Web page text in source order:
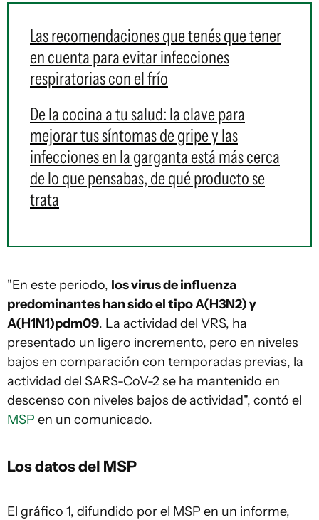
Las recomendaciones que tenés que tener
en cuenta para evitar infecciones
respiratorias con el frío
De la cocina a tu salud: la clave para
mejorar tus síntomas de gripe y las
infecciones en la garganta está más cerca
de lo que pensabas, de qué producto se
trata
"En este periodo, los virus de influenza
predominantes han sido el tipo A(H3N2) y
A(H1N1)pdm09. La actividad del VRS, ha
presentado un ligero incremento, pero en niveles
bajos en comparación con temporadas previas, la
actividad del SARS-CoV-2 se ha mantenido en
descenso con niveles bajos de actividad", contó el
MSP en un comunicado.
Los datos del MSP
El gráfico 1, difundido por el MSP en un informe,